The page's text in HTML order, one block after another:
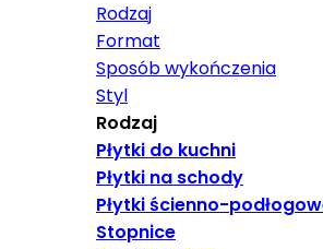
Rodzaj
Format
Sposób wykończenia
Styl
Rodzaj
Płytki do kuchni
Płytki na schody
Płytki ścienno-
Stopnice